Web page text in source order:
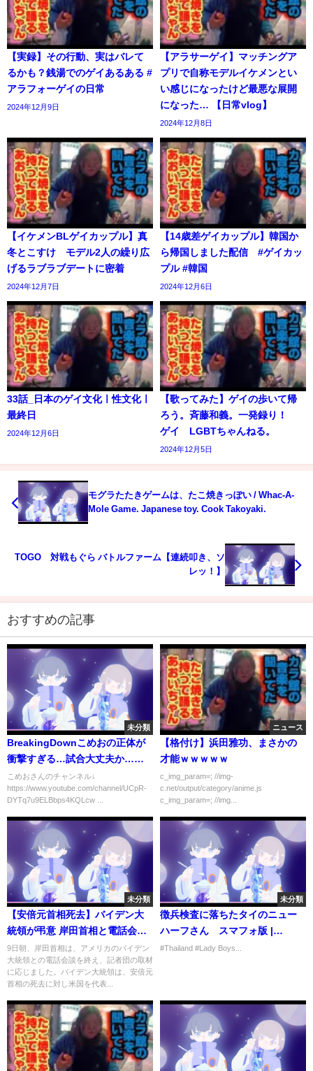
【実録】その行動、実はバレて
るかも？銭湯でのゲイあるある #
アラフォーゲイの日常
2024年12月9日
【アラサーゲイ】マッチングア
プリで自称モデルイケメンとい
い感じになったけど最悪な展開
になった… 【日常vlog】
2024年12月8日
【イケメンBLゲイカップル】真
冬とこすけ モデル2人の繰り広
げるラブラブデートに密着
2024年12月7日
【14歳差ゲイカップル】韓国か
ら帰国しました配信 #ゲイカッ
プル #韓国
2024年12月6日
33話_日本のゲイ文化ㅣ性文化ㅣ
最終日
2024年12月6日
【歌ってみた】ゲイの歩いて帰
ろう。斉藤和義。一発録り！
ゲイ LGBTちゃんねる。
2024年12月5日
モグラたたきゲームは、たこ焼きっぽい / Whac-A-
Mole Game. Japanese toy. Cook Takoyaki.
TOGO 対戦もぐら バトルファーム【連続叩き、ソ
レッ！】
おすすめの記事
未分類
BreakingDownこめおの正体が
衝撃すぎる…試合大丈夫か…
【朝倉未来】
こめおさんのチャンネル↓
https://www.youtube.com/channel/UCpR-
DYTq7u9ELBbps4KQLcw ...
ニュース
【格付け】浜田雅功、まさかの
才能ｗｗｗｗｗ
c_img_param=; //img-
c.net/output/category/anime.js
c_img_param=; //img...
未分類
【安倍元首相死去】バイデン大
統領が弔意 岸田首相と電話会談
で
9日朝、岸田首相は、アメリカのバイデン
大統領との電話会談を終え、記者団の取材
に応じました。バイデン大統領は、安倍元
首相の死去に対し米国を代表...
未分類
徴兵検査に落ちたタイのニュー
ハーフさん スマフォ版 |
Thailand Lady boys
#Thailand #Lady Boys...